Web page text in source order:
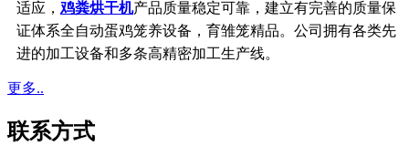
适应， 鸡粪烘干机产品质量稳定可靠， 建立有完善的质量保
证体系全自动蛋鸡笼养设备，育雏笼精品。公司拥有各类先
进的加工设备和多条高精密加工生产线。
更多..
联系方式